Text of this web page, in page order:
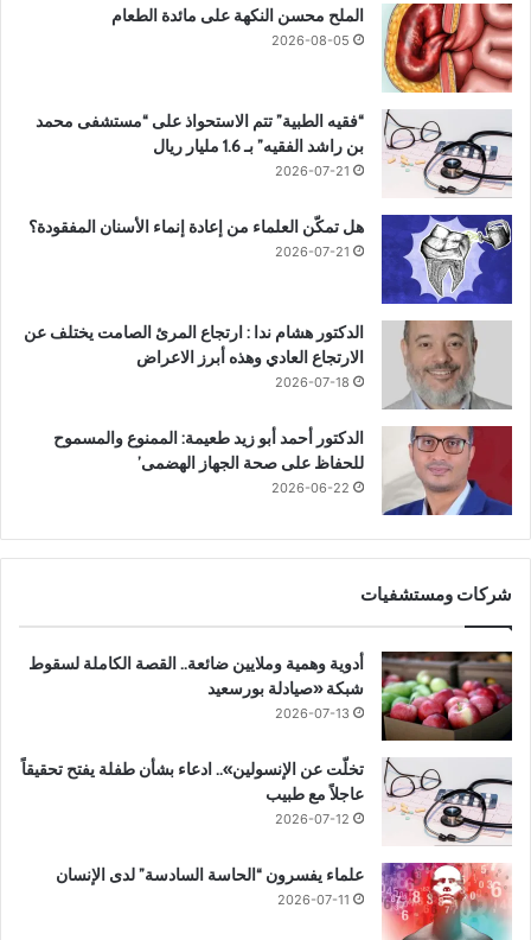
الملح محسن النكهة على مائدة الطعام
2026-08-05
“فقيه الطبية” تتم الاستحواذ على “مستشفى محمد
بن راشد الفقيه” بـ 1.6 مليار ريال
2026-07-21
هل تمكّن العلماء من إعادة إنماء الأسنان المفقودة؟
2026-07-21
الدكتور هشام ندا : ارتجاع المرئ الصامت يختلف عن
الارتجاع العادي وهذه أبرز الاعراض
2026-07-18
الدكتور أحمد أبو زيد طعيمة: الممنوع والمسموح
للحفاظ على صحة الجهاز الهضمى’
2026-06-22
شركات ومستشفيات
أدوية وهمية وملايين ضائعة.. القصة الكاملة لسقوط
شبكة «صيادلة بورسعيد
2026-07-13
تخلّت عن الإنسولين».. ادعاء بشأن طفلة يفتح تحقيقاً
عاجلاً مع طبيب
2026-07-12
علماء يفسرون “الحاسة السادسة” لدى الإنسان
2026-07-11